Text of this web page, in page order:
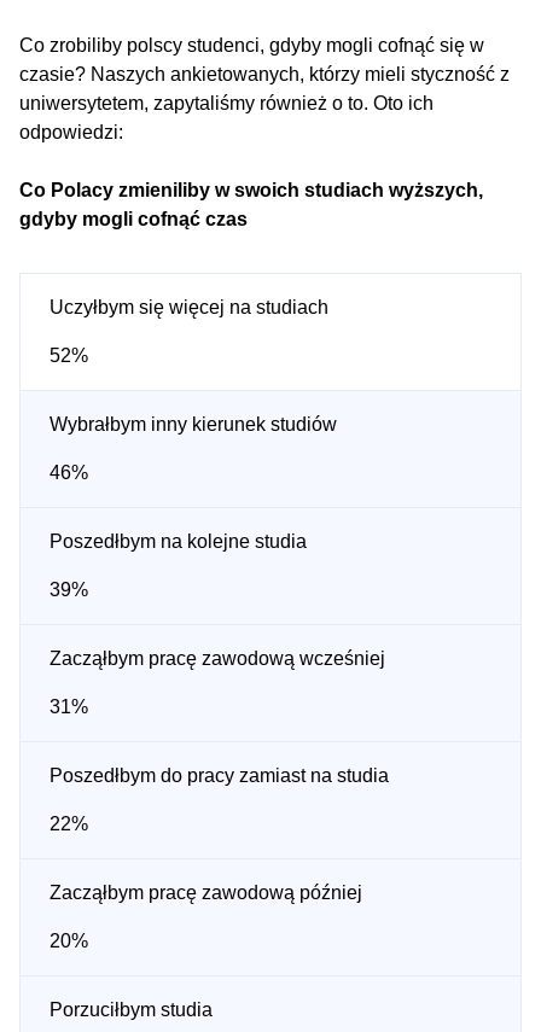
Co zrobiliby polscy studenci, gdyby mogli cofnąć się w
czasie? Naszych ankietowanych, którzy mieli styczność z
uniwersytetem, zapytaliśmy również o to. Oto ich
odpowiedzi:
Co Polacy zmieniliby w swoich studiach wyższych,
gdyby mogli cofnąć czas
Uczyłbym się więcej na studiach
52%
Wybrałbym inny kierunek studiów
46%
Poszedłbym na kolejne studia
39%
Zacząłbym pracę zawodową wcześniej
31%
Poszedłbym do pracy zamiast na studia
22%
Zacząłbym pracę zawodową później
20%
Porzuciłbym studia